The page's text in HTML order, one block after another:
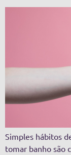
Simples hábitos
tomar banho são